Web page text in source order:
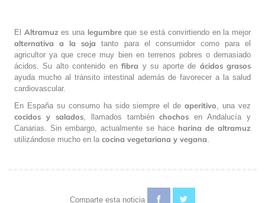
El Altramuzes una legumbreque se está convirtiendo en la mejor
alternativa a la sojatanto para el consumidor como para el
agricultor ya que crece muy bien en terrenos pobres o demasiado
ácidos. Su alto contenido enfibra y su aporte de ácidos grasos
ayuda mucho al tránsito intestinal además de favorecer a la salud
cardiovascular.
En España su consumo ha sido siempre el deaperitivo , una vez
cocidos y salados, llamados tambiénchochosen Andalucía y
Canarias. Sin embargo, actualmente se hace harina de altramuz
utilizándose mucho en la cocina vegetariana y vegana
Comparte esta noticia